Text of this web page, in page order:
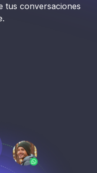
tus conversaciones